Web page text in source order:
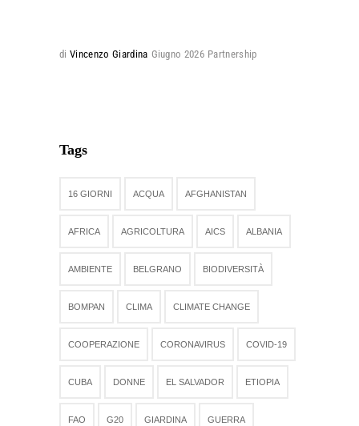
di Vincenzo Giardina Giugno 2026 Partnership
Tags
16 GIORNI ACQUA AFGHANISTAN
AFRICA AGRICOLTURA AICS ALBANIA
AMBIENTE BELGRANO BIODIVERSITÀ
BOMPAN CLIMA CLIMATE CHANGE
COOPERAZIONE CORONAVIRUS COVID-19
CUBA DONNE EL SALVADOR ETIOPIA
FAO G20 GIARDINA GUERRA